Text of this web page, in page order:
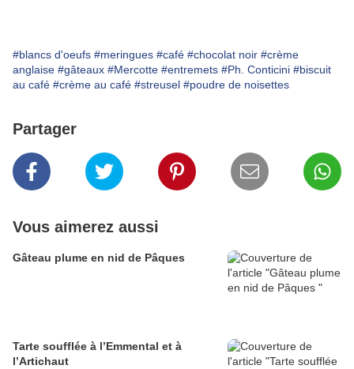
#blancs d'oeufs #meringues #café #chocolat noir #crème
anglaise #gâteaux #Mercotte #entremets #Ph. Conticini #biscuit
au café #crème au café #streusel #poudre de noisettes
Partager
Vous aimerez aussi
Gâteau plume en nid de Pâques
Tarte soufflée à l’Emmental et à
l’Artichaut